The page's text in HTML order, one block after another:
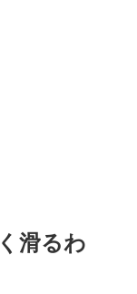
滑るわ